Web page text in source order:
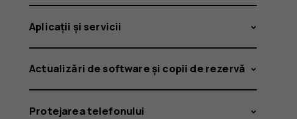
Aplicații și servicii
Actualizări de software și copii de rezervă
Protejarea telefonului